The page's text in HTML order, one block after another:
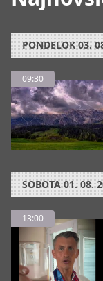
PONDELOK 03.
09:30
SOBOTA 01. 08.
13:00